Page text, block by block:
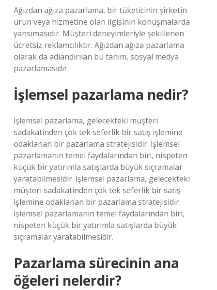
Ağızdan ağıza pazarlama, bir tüketicinin şirketin
ürün veya hizmetine olan ilgisinin konuşmalarda
yansımasıdır. Müşteri deneyimleriyle şekillenen
ücretsiz reklamcılıktır. Ağızdan ağıza pazarlama
olarak da adlandırılan bu tanım, sosyal medya
pazarlamasıdır.
İşlemsel pazarlama nedir?
İşlemsel pazarlama, gelecekteki müşteri
sadakatinden çok tek seferlik bir satış işlemine
odaklanan bir pazarlama stratejisidir. İşlemsel
pazarlamanın temel faydalarından biri, nispeten
küçük bir yatırımla satışlarda büyük sıçramalar
yaratabilmesidir. İşlemsel pazarlama, gelecekteki
müşteri sadakatinden çok tek seferlik bir satış
işlemine odaklanan bir pazarlama stratejisidir.
İşlemsel pazarlamanın temel faydalarından biri,
nispeten küçük bir yatırımla satışlarda büyük
sıçramalar yaratabilmesidir.
Pazarlama sürecinin ana
öğeleri nelerdir?